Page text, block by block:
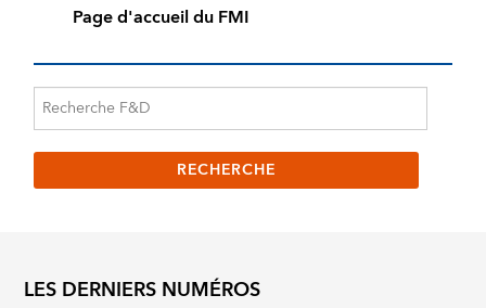
Page d'accueil du FMI
LES DERNIERS NUMÉROS